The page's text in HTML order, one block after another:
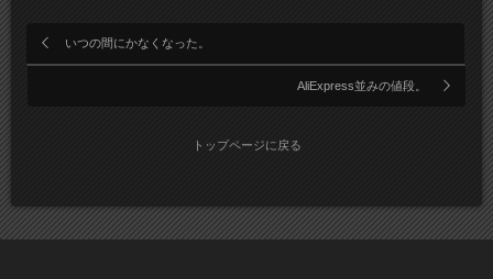
いつの間にかなくなった。
AliExpress並みの値段。
トップページに戻る